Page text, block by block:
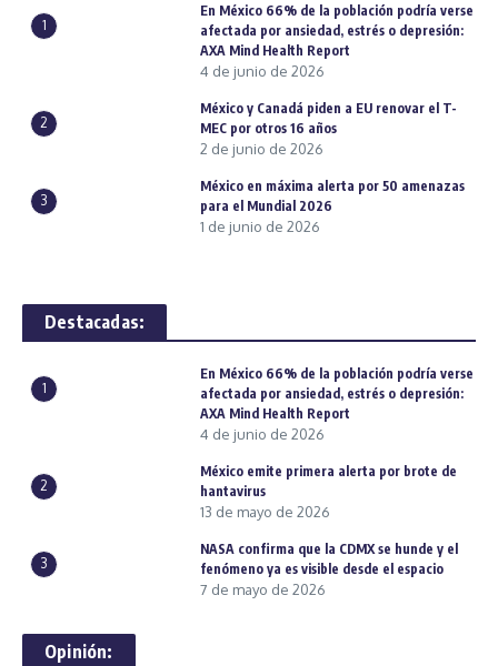
1
En México 66% de la población podría verse
afectada por ansiedad, estrés o depresión:
AXA Mind Health Report
4 de junio de 2026
2
México y Canadá piden a EU renovar el T-
MEC por otros 16 años
2 de junio de 2026
3
México en máxima alerta por 50 amenazas
para el Mundial 2026
1 de junio de 2026
Destacadas:
1
En México 66% de la población podría verse
afectada por ansiedad, estrés o depresión:
AXA Mind Health Report
4 de junio de 2026
2
México emite primera alerta por brote de
hantavirus
13 de mayo de 2026
3
NASA confirma que la CDMX se hunde y el
fenómeno ya es visible desde el espacio
7 de mayo de 2026
Opinión: